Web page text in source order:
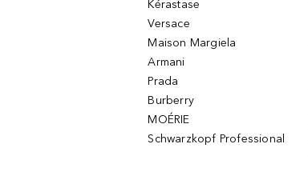
Kérastase
Versace
Maison Margiela
Armani
Prada
Burberry
MOÉRIE
Schwarzkopf Professional